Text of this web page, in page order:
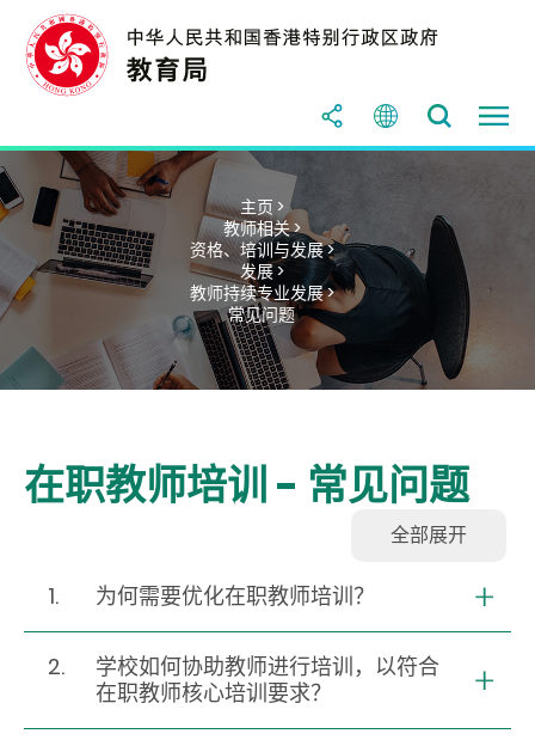
主页 >
教师相关 >
资格、培训与发展 >
发展 >
教师持续专业发展 >
常见问题
在职教师培训 - 常见问题
全部展开
1. 为何需要优化在职教师培训？
2.
学校如何协助教师进行培训，以符合
在职教师核心培训要求？